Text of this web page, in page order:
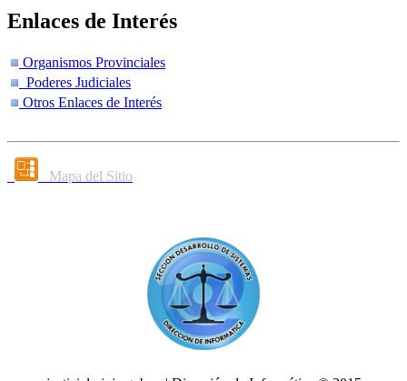
Enlaces de Interés
Organismos Provinciales
Poderes Judiciales
Otros Enlaces de Interés
Mapa del Sitio